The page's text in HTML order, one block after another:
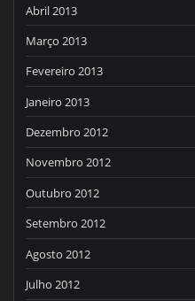
Abril 2013
Março 2013
Fevereiro 2013
Janeiro 2013
Dezembro 2012
Novembro 2012
Outubro 2012
Setembro 2012
Agosto 2012
Julho 2012